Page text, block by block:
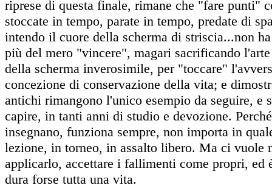
riprese di questa finale, rimane che "fare punti"
stoccate in tempo, parate in tempo, predate di
intendo il cuore della scherma di striscia...non
più del mero "vincere", magari sacrificando
della scherma inverosimile, per "toccare"
concezione di conservazione della vita; e
antichi rimangono l'unico esempio da seguire, e
capire, in tanti anni di studio e devozione.
insegnano, funziona sempre, non importa in
lezione, in torneo, in assalto libero. Ma ci vuole
applicarlo, accettare i fallimenti come propri, ed
dura forse tutta una vita.